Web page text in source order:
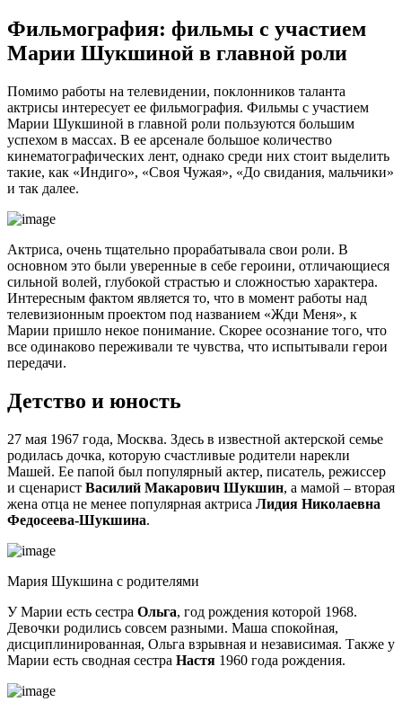
Фильмография: фильмы с участием
Марии Шукшиной в главной роли
Помимо работы на телевидении, поклонников таланта
актрисы интересует ее фильмография. Фильмы с участием
Марии Шукшиной в главной роли пользуются большим
успехом в массах. В ее арсенале большое количество
кинематографических лент, однако среди них стоит выделить
такие, как «Индиго», «Своя Чужая», «До свидания, мальчики»
и так далее.
Актриса, очень тщательно прорабатывала свои роли. В
основном это были уверенные в себе героини, отличающиеся
сильной волей, глубокой страстью и сложностью характера.
Интересным фактом является то, что в момент работы над
телевизионным проектом под названием «Жди Меня», к
Марии пришло некое понимание. Скорее осознание того, что
все одинаково переживали те чувства, что испытывали герои
передачи.
Детство и юность
27 мая 1967 года, Москва. Здесь в известной актерской семье
родилась дочка, которую счастливые родители нарекли
Машей. Ее папой был популярный актер, писатель, режиссер
и сценарист Василий Макарович Шукшин, а мамой – вторая
жена отца не менее популярная актриса Лидия Николаевна
Федосеева-Шукшина.
Мария Шукшина с родителями
У Марии есть сестра Ольга, год рождения которой 1968.
Девочки родились совсем разными. Маша спокойная,
дисциплинированная, Ольга взрывная и независимая. Также у
Марии есть сводная сестра Настя 1960 года рождения.